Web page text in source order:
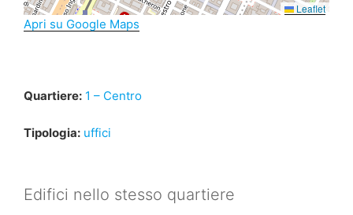
Leaflet
Apri su Google Maps
Quartiere: 1 – Centro
Tipologia: uffici
Edifici nello stesso quartiere